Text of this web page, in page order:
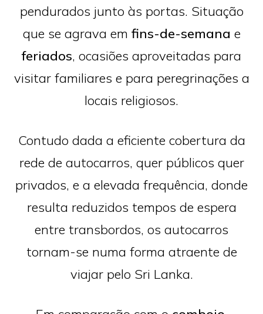
pendurados junto às portas. Situação
que se agrava em fins-de-semana e
feriados, ocasiões aproveitadas para
visitar familiares e para peregrinações a
locais religiosos.
Contudo dada a eficiente cobertura da
rede de autocarros, quer públicos quer
privados, e a elevada frequência, donde
resulta reduzidos tempos de espera
entre transbordos, os autocarros
tornam-se numa forma atraente de
viajar pelo Sri Lanka.